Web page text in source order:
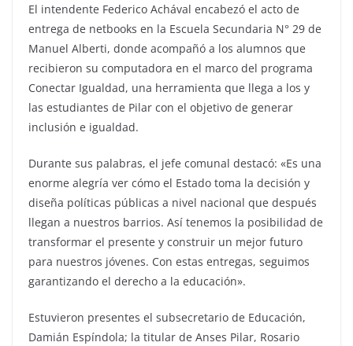
El intendente Federico Achával encabezó el acto de
entrega de netbooks en la Escuela Secundaria N° 29 de
Manuel Alberti, donde acompañó a los alumnos que
recibieron su computadora en el marco del programa
Conectar Igualdad, una herramienta que llega a los y
las estudiantes de Pilar con el objetivo de generar
inclusión e igualdad.
Durante sus palabras, el jefe comunal destacó: «Es una
enorme alegría ver cómo el Estado toma la decisión y
diseña políticas públicas a nivel nacional que después
llegan a nuestros barrios. Así tenemos la posibilidad de
transformar el presente y construir un mejor futuro
para nuestros jóvenes. Con estas entregas, seguimos
garantizando el derecho a la educación».
Estuvieron presentes el subsecretario de Educación,
Damián Espíndola; la titular de Anses Pilar, Rosario